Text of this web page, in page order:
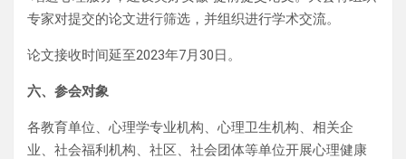
专家对提交的论文进行筛选，并组织进行学术交流。
论文接收时间延至2023年7月30日。
六、参会对象
各教育单位、心理学专业机构、心理卫生机构、相关企
业、社会福利机构、社区、社会团体等单位开展心理健康